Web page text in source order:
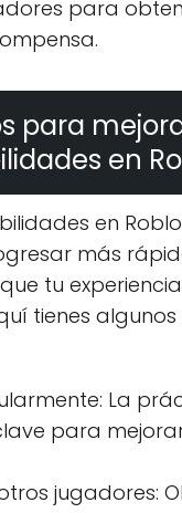
para
para
en
en
más
tu
tienes
La
para
jugadores: